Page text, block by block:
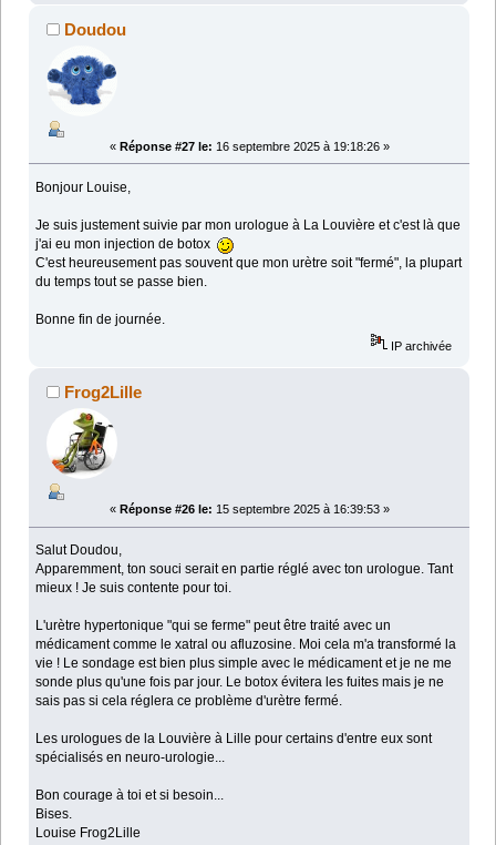
Doudou
« Réponse #27 le: 16 septembre 2025 à 19:18:26 »
Bonjour Louise,
Je suis justement suivie par mon urologue à La Louvière et c'est là que
j'ai eu mon injection de botox
C'est heureusement pas souvent que mon urètre soit "fermé", la plupart
du temps tout se passe bien.
Bonne fin de journée.
IP archivée
Frog2Lille
« Réponse #26 le: 15 septembre 2025 à 16:39:53 »
Salut Doudou,
Apparemment, ton souci serait en partie réglé avec ton urologue. Tant
mieux ! Je suis contente pour toi.
L'urètre hypertonique "qui se ferme" peut être traité avec un
médicament comme le xatral ou afluzosine. Moi cela m'a transformé la
vie ! Le sondage est bien plus simple avec le médicament et je ne me
sonde plus qu'une fois par jour. Le botox évitera les fuites mais je ne
sais pas si cela réglera ce problème d'urètre fermé.
Les urologues de la Louvière à Lille pour certains d'entre eux sont
spécialisés en neuro-urologie...
Bon courage à toi et si besoin...
Bises.
Louise Frog2Lille